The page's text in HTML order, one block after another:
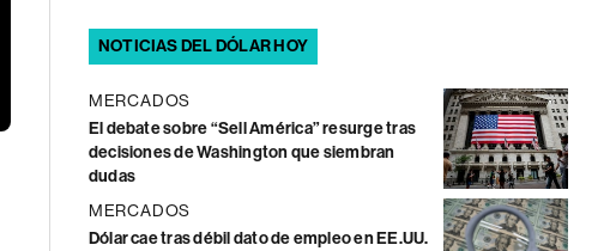
NOTICIAS DEL DÓLAR HOY
MERCADOS
El debate sobre “Sell América” resurge tras
decisiones de Washington que siembran
dudas
MERCADOS
Dólar cae tras débil dato de empleo en EE.UU.